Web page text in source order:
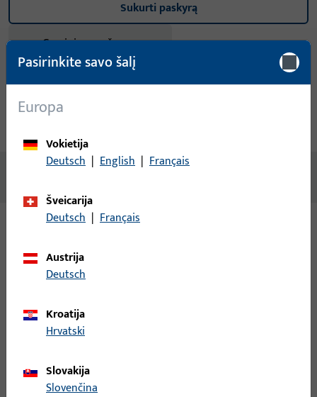
Sukurti paskyrą
Gaminio aprašymas
Techniniai duomenys
Variantai
Šiam gaminiui galimi šie variantai:
Rankenos štiftas, bendras plotis 9 mm, bendras aukštis / gylis
Pasirinkite savo šalį
Europa
Vokietija
Deutsch | English | Français
Šveicarija
Deutsch | Français
Austrija
Deutsch
Kroatija
Hrvatski
Slovakija
Slovenčina